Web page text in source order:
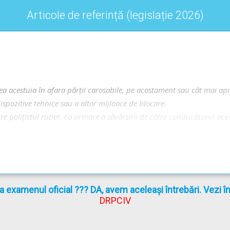
contravențională, însă pe lângă aceasta se aplică și
contravențională și reținerea certificatului de înmatriculare,
urmare, varianta C de răspuns nu poate fi corectă.
Articole de referință (legislație 2026)
acestuia în afara părții carosabile, pe acostament sau cât mai
tehnice sau a altor mijloace de blocare.
polițistul rutier, ca urmare a săvârșirii de către conducătorul
prevăzută în clasa a III-a de sancțiuni următoarele fapte
oficial ??? DA, avem aceleași întrebări. Vezi
DRPCIV